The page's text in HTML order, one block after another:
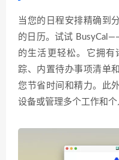
当您的日程安排精确到
的日历。试试
的生活更轻松。它拥
踪、内置待办事项清单
您节省时间和精力。此
设备或管理多个工作和个